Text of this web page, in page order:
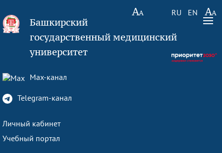
RU EN
Башкирский
государственный медицинский
университет
Max-канал
Telegram-канал
Личный кабинет
Учебный портал